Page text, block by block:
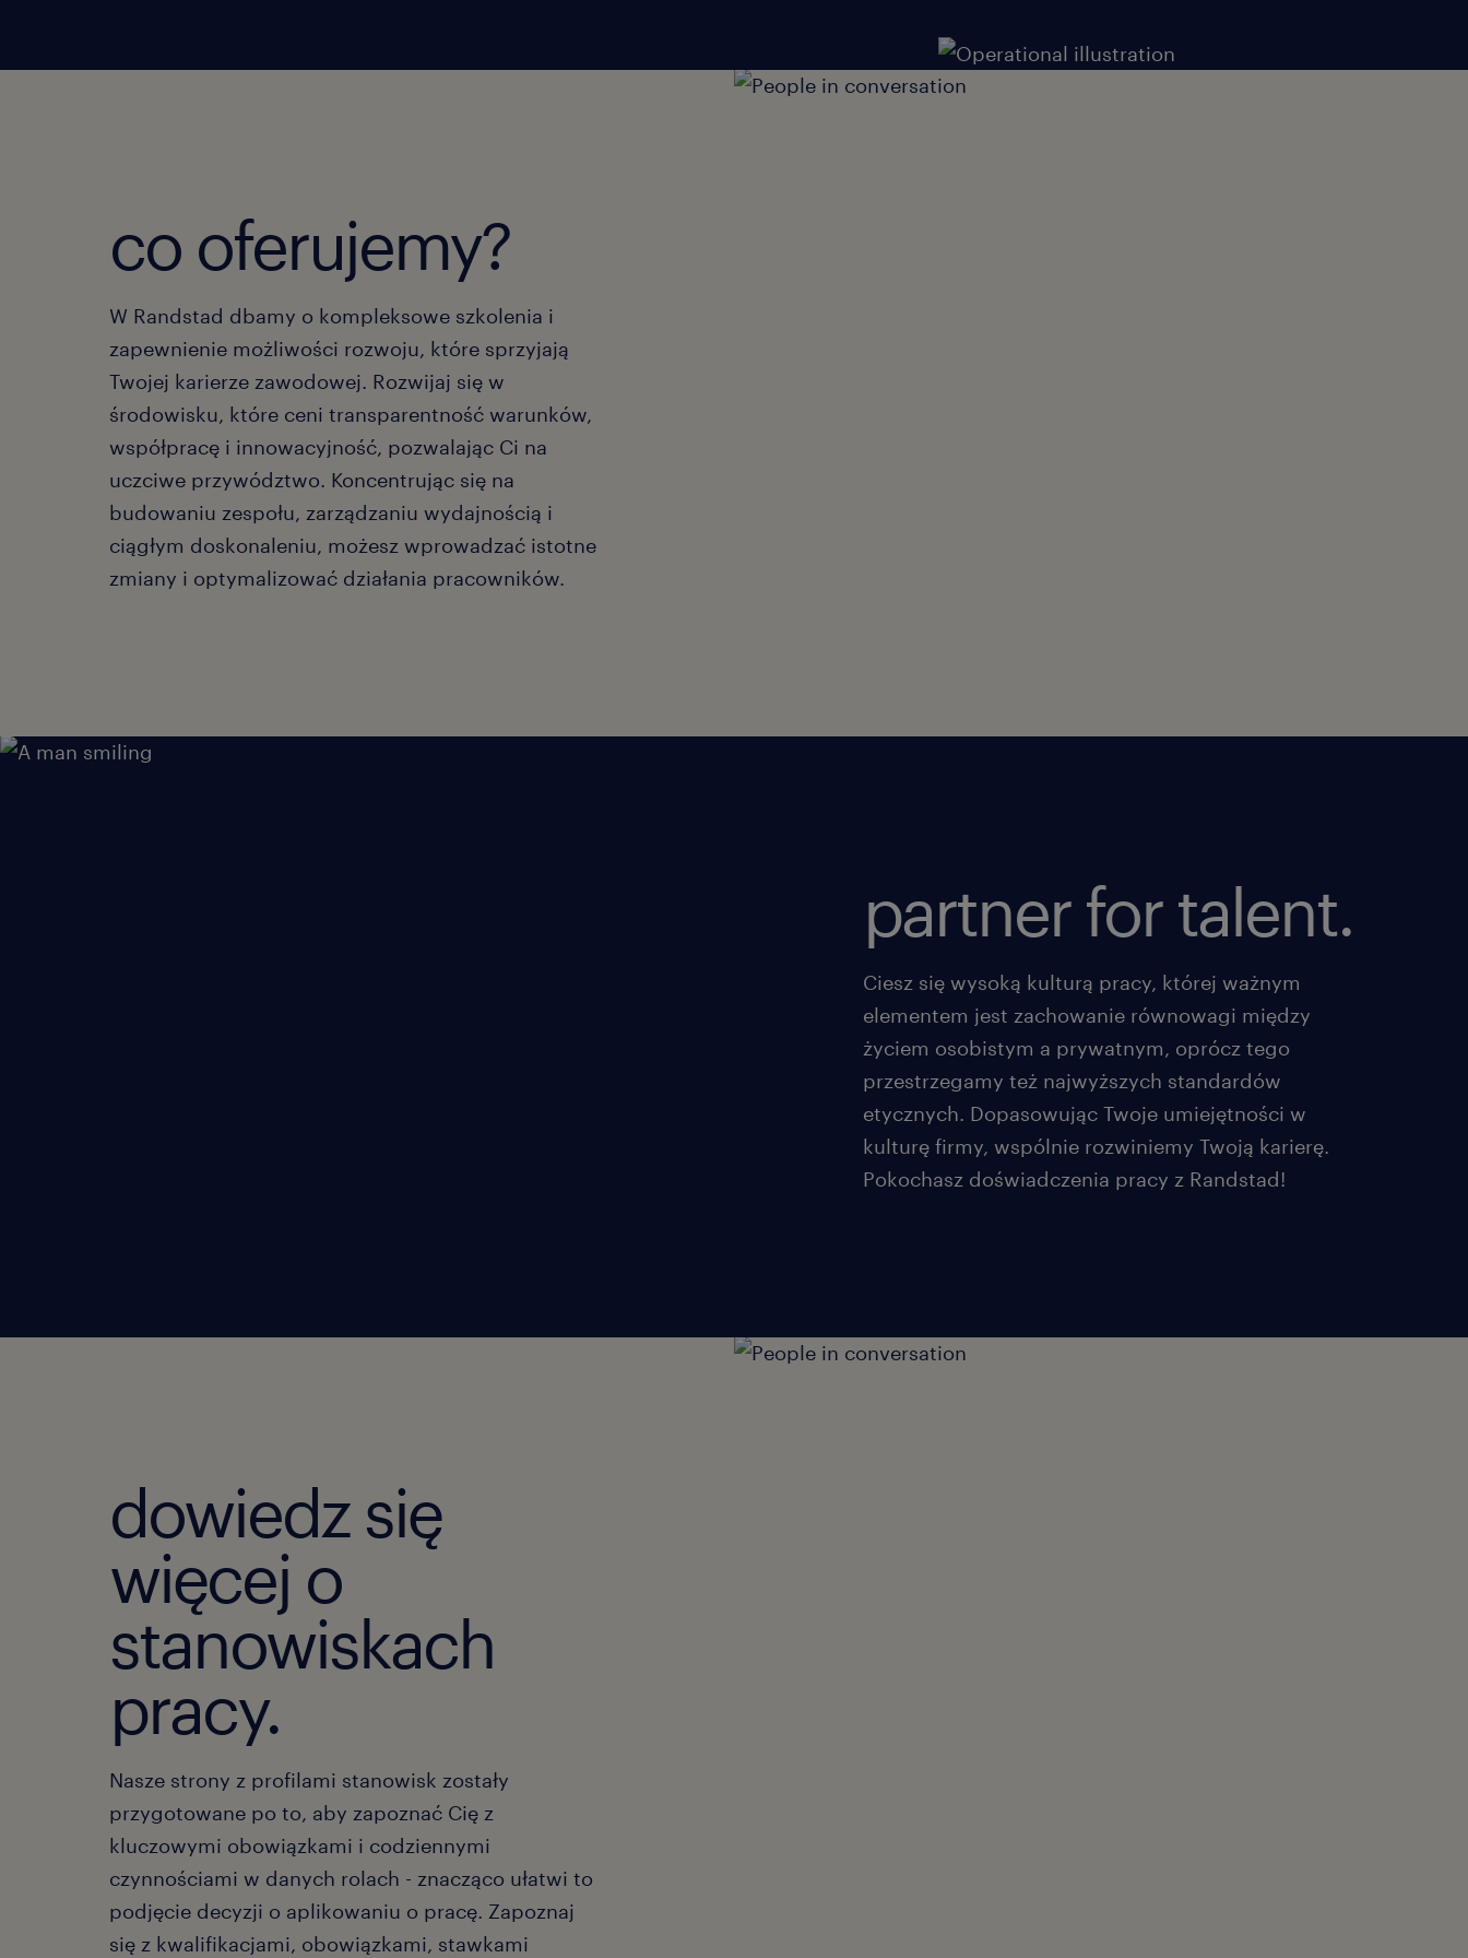
co oferujemy?
W Randstad dbamy o kompleksowe szkolenia i
zapewnienie możliwości rozwoju, które sprzyjają
Twojej karierze zawodowej. Rozwijaj się w
środowisku, które ceni transparentność warunków,
współpracę i innowacyjność, pozwalając Ci na
uczciwe przywództwo. Koncentrując się na
budowaniu zespołu, zarządzaniu wydajnością i
ciągłym doskonaleniu, możesz wprowadzać istotne
zmiany i optymalizować działania pracowników.
partner for talent.
Ciesz się wysoką kulturą pracy, której ważnym
elementem jest zachowanie równowagi między
życiem osobistym a prywatnym, oprócz tego
przestrzegamy też najwyższych standardów
etycznych. Dopasowując Twoje umiejętności w
kulturę firmy, wspólnie rozwiniemy Twoją karierę.
Pokochasz doświadczenia pracy z Randstad!
dowiedz się
więcej o
stanowiskach
pracy.
Nasze strony z profilami stanowisk zostały
przygotowane po to, aby zapoznać Cię z
kluczowymi obowiązkami i codziennymi
czynnościami w danych rolach - znacząco ułatwi to
podjęcie decyzji o aplikowaniu o pracę. Zapoznaj
się z kwalifikacjami, obowiązkami, stawkami